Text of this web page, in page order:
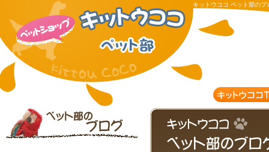
キットウココ ペット部の
て・・・ | 有限会社キット